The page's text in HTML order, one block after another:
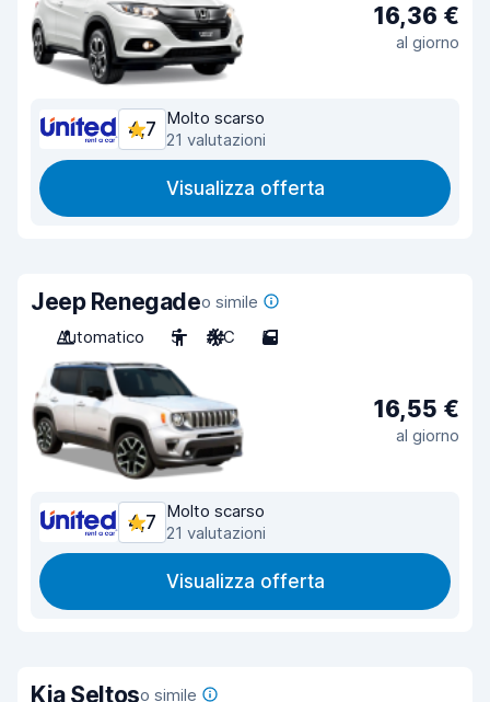
16,36 €
al giorno
4,7
Molto scarso
21 valutazioni
Visualizza offerta
Jeep Renegadeo simile
Automatico
5 A/C 5
16,55 €
al giorno
4,7
Molto scarso
21 valutazioni
Visualizza offerta
Kia Seltoso simile